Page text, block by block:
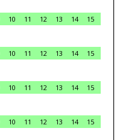
10 11 12 13 14
15
10 11 12 13 14
15
10 11 12 13 14
15
10 11 12 13 14
15